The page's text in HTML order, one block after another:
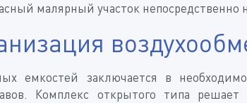
малярный участок непосредственно
емкостей заключается в
Комплекс открытого типа решает